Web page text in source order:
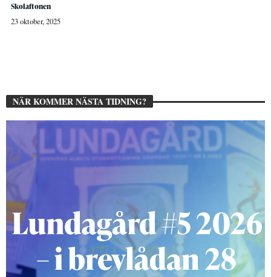
Skolaftonen
23 oktober, 2025
NÄR KOMMER NÄSTA TIDNING?